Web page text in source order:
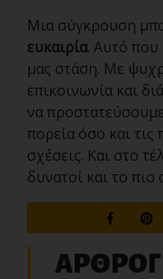
Μια σύγκρουση
ευκαιρία. Αυτό που
μας στάση. Με
επικοινωνία και
να
πορεία όσο και
σχέσεις. Και στο
δυνατοί και το